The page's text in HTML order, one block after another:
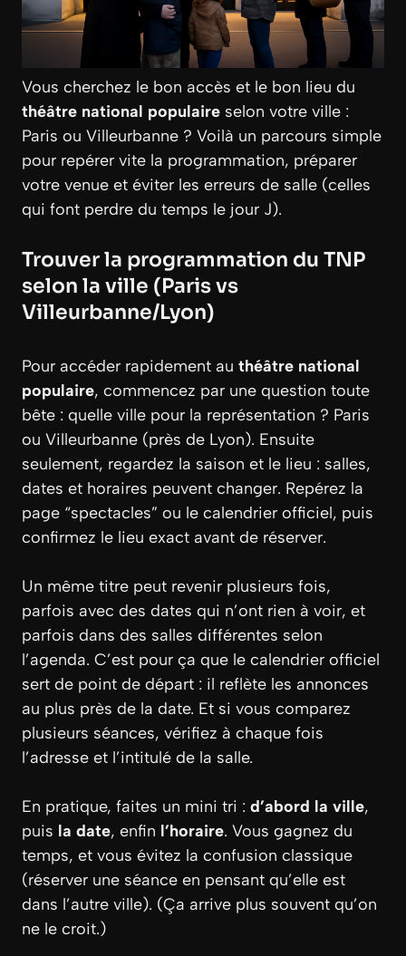
Vous cherchez le bon accès et le bon lieu du
théâtre national populaire selon votre ville :
Paris ou Villeurbanne ? Voilà un parcours simple
pour repérer vite la programmation, préparer
votre venue et éviter les erreurs de salle (celles
qui font perdre du temps le jour J).
Trouver la programmation du TNP
selon la ville (Paris vs
Villeurbanne/Lyon)
Pour accéder rapidement au théâtre national
populaire, commencez par une question toute
bête : quelle ville pour la représentation ? Paris
ou Villeurbanne (près de Lyon). Ensuite
seulement, regardez la saison et le lieu : salles,
dates et horaires peuvent changer. Repérez la
page “spectacles” ou le calendrier officiel, puis
confirmez le lieu exact avant de réserver.
Un même titre peut revenir plusieurs fois,
parfois avec des dates qui n’ont rien à voir, et
parfois dans des salles différentes selon
l’agenda. C’est pour ça que le calendrier officiel
sert de point de départ : il reflète les annonces
au plus près de la date. Et si vous comparez
plusieurs séances, vérifiez à chaque fois
l’adresse et l’intitulé de la salle.
En pratique, faites un mini tri : d’abord la ville,
puis la date, enfin l’horaire. Vous gagnez du
temps, et vous évitez la confusion classique
(réserver une séance en pensant qu’elle est
dans l’autre ville). (Ça arrive plus souvent qu’on
ne le croit.)